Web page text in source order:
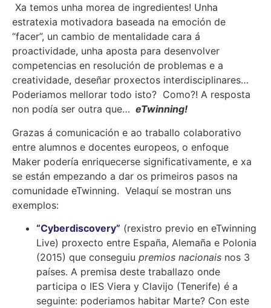
Xa temos unha morea de ingredientes! Unha
estratexia motivadora baseada na emoción de
“facer”, un cambio de mentalidade cara á
proactividade, unha aposta para desenvolver
competencias en resolución de problemas e a
creatividade, deseñar proxectos interdisciplinares…
Poderiamos mellorar todo isto? Como?! A resposta
non podía ser outra que… eTwinning!
Grazas á comunicación e ao traballo colaborativo
entre alumnos e docentes europeos, o enfoque
Maker podería enriquecerse significativamente, e xa
se están empezando a dar os primeiros pasos na
comunidade eTwinning. Velaquí se mostran uns
exemplos:
“Cyberdiscovery” (rexistro previo en eTwinning
Live) proxecto entre España, Alemaña e Polonia
(2015) que conseguiu premios nacionais nos 3
países. A premisa deste traballazo onde
participa o IES Viera y Clavijo (Tenerife) é a
seguinte: poderiamos habitar Marte? Con este